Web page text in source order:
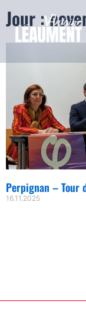
Jour :
Perpignan – Tour
16.11.2025